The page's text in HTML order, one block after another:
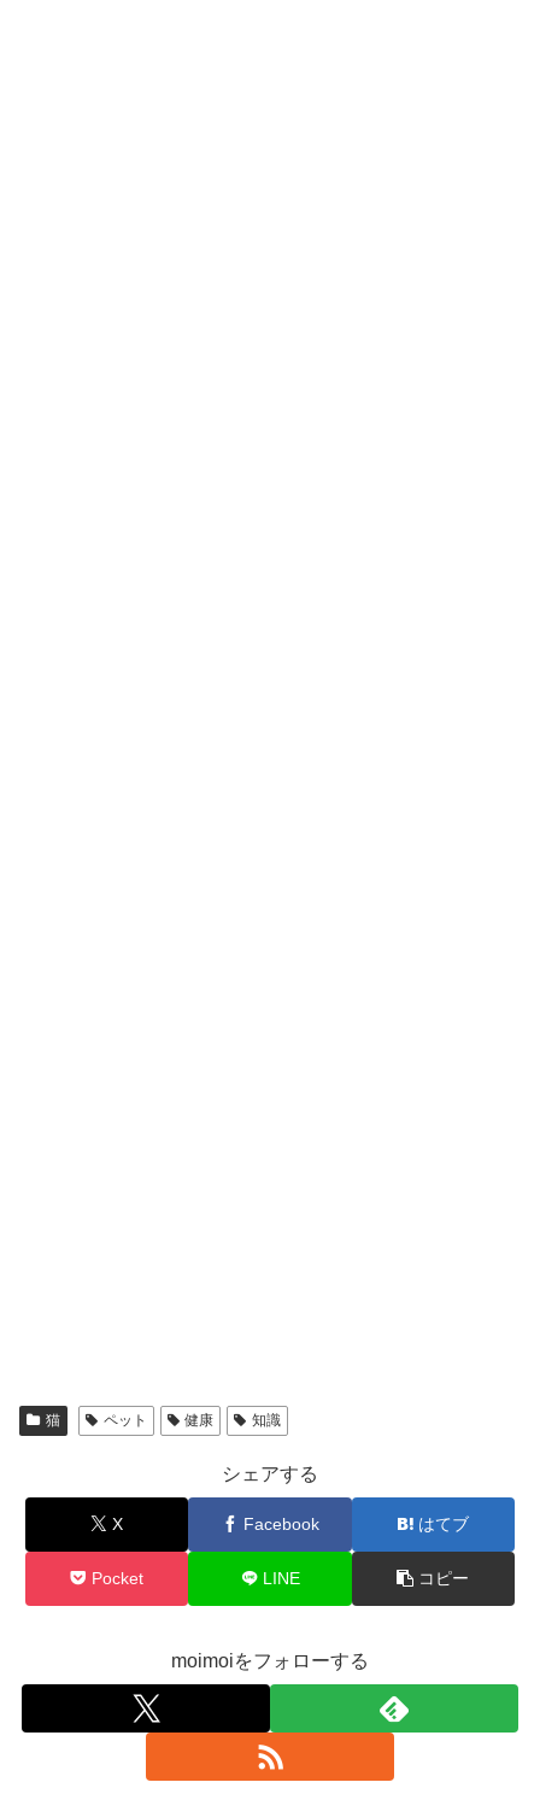
猫 ペット 健康 知識
シェアする
X Facebook はてブ
Pocket LINE コピー
moimoiをフォローする